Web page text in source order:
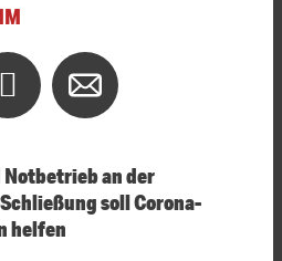
an der
soll Corona-
helfen